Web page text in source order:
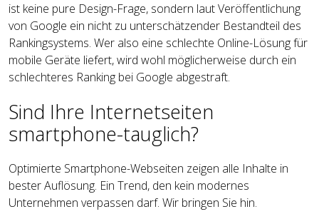
ist keine pure Design-Frage, sondern laut Veröffentlichung
von Google ein nicht zu unterschätzender Bestandteil des
Rankingsystems. Wer also eine schlechte Online-Lösung für
mobile Geräte liefert, wird wohl möglicherweise durch ein
schlechteres Ranking bei Google abgestraft.
Sind Ihre Internetseiten
smartphone-tauglich?
Optimierte Smartphone-Webseiten zeigen alle Inhalte in
bester Auflösung. Ein Trend, den kein modernes
Unternehmen verpassen darf. Wir bringen Sie hin.